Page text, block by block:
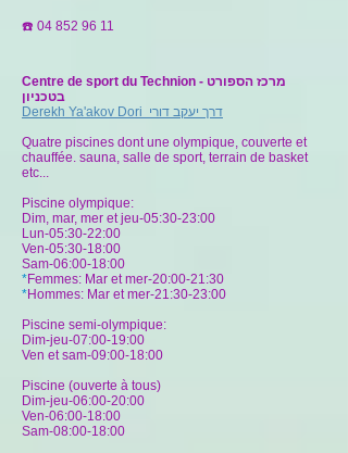
☎️ 04 852 96 11
Centre de sport du Technion - מרכז הספורט
בטכניון
Derekh Ya'akov Dori דרך יעקב דורי
Quatre piscines dont une olympique, couverte et
chauffée. sauna, salle de sport, terrain de basket
etc...
Piscine olympique:
Dim, mar, mer et jeu-05:30-23:00
Lun-05:30-22:00
Ven-05:30-18:00
Sam-06:00-18:00
*Femmes: Mar et mer-20:00-21:30
*Hommes: Mar et mer-21:30-23:00
Piscine semi-olympique:
Dim-jeu-07:00-19:00
Ven et sam-09:00-18:00
Piscine (ouverte à tous)
Dim-jeu-06:00-20:00
Ven-06:00-18:00
Sam-08:00-18:00